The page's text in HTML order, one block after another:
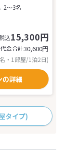
2～3名
込15,300円
金合計30,600円
・1部屋/1泊2日)
の詳細
タイプ)